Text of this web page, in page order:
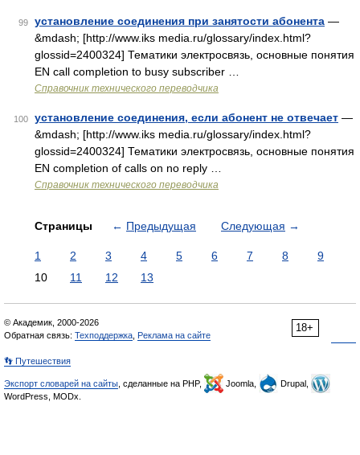
99 установление соединения при занятости абонента —
&mdash; [http://www.iks media.ru/glossary/index.html?
glossid=2400324] Тематики электросвязь, основные понятия
EN call completion to busy subscriber …
Справочник технического переводчика
100 установление соединения, если абонент не отвечает —
&mdash; [http://www.iks media.ru/glossary/index.html?
glossid=2400324] Тематики электросвязь, основные понятия
EN completion of calls on no reply …
Справочник технического переводчика
Страницы ← Предыдущая Следующая →
1 2 3 4 5 6 7 8
9
10
11 12 13
18+
© Академик, 2000-2026
Обратная связь: Техподдержка Реклама на сайте
👣 Путешествия
Экспорт словарей на сайты , сделанные на PHP, Joomla,
Drupal,
WordPress, MODx.